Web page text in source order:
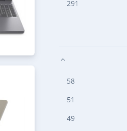
291
58
51
49